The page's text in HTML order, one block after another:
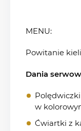
MENU:
Powitanie
Dania
w
Ćwiartki z